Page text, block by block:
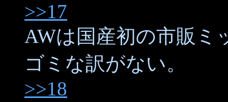
>>17
AWは国産初の市販ミ
ゴミな訳がない。
>>18